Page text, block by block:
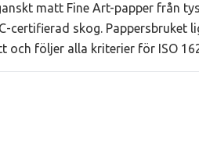
matt Fine Art-papper från
certifierad skog.
följer alla kriterier för ISO